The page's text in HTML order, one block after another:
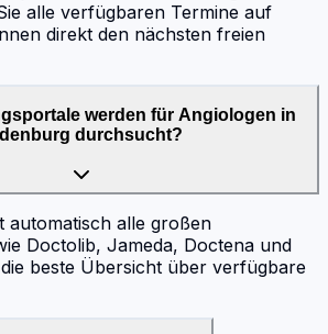
alle verfügbaren Termine auf
direkt den nächsten freien
werden für Angiologen in
durchsucht?
automatisch alle großen
Doctolib, Jameda, Doctena und
beste Übersicht über verfügbare